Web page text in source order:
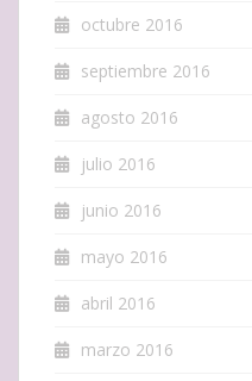
octubre 2016
septiembre 2016
agosto 2016
julio 2016
junio 2016
mayo 2016
abril 2016
marzo 2016